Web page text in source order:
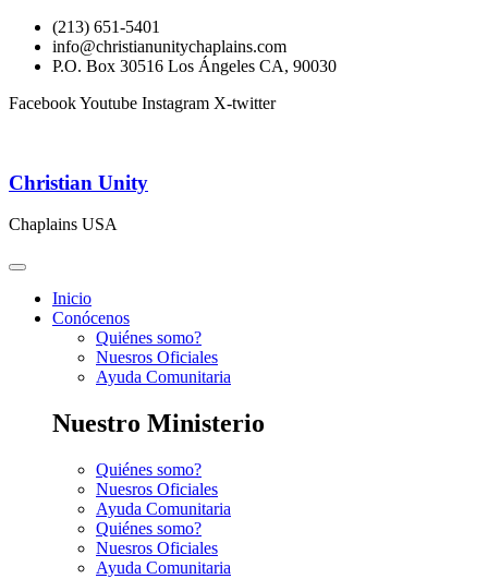
(213) 651-5401
info@christianunitychaplains.com
P.O. Box 30516 Los Ángeles CA, 90030
FacebookYoutube Instagram X-twitter
Christian Unity
Chaplains USA
Inicio
Conócenos
Quiénes somo?
Nuesros Oficiales
Ayuda Comunitaria
Nuestro Ministerio
Quiénes somo?
Nuesros Oficiales
Ayuda Comunitaria
Quiénes somo?
Nuesros Oficiales
Ayuda Comunitaria